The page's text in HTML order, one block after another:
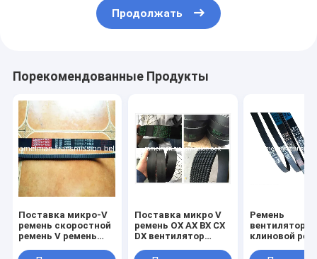
Продолжать
Порекомендованные Продукты
Поставка микро-V
ремень скоростной
ремень V ремень
Поставка микро V
ремень OX AX BX CX
DX вентилятор
Ремень
вентилятора
клиновой